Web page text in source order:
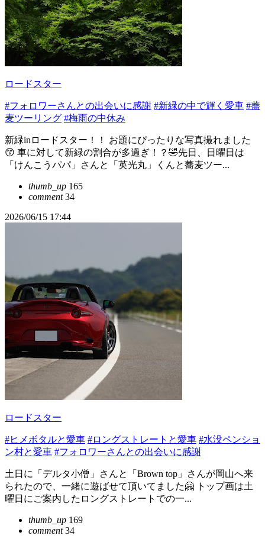
ロードスター
#フォロワーさんとの出会いに感謝 #新緑の中で輝く愛車 #蕎
麦ツーリング #梅雨の中休み
新緑inロードスター！！ お題にぴったりな写真撮れました
😙 車に対して新緑の割合が多過ぎ！？🤣先日、日曜日は
「けんこうパパ」さんと「英光丸」くんと蕎麦ツー...
thumb_up 165
comment34
2026/06/15 17:44
ロードスター
#ヒメボタルと愛車 #ロングストレートと愛車 #水没ペンショ
ン村と愛車 #フォロワーさんとの出会いに感謝
土日に「デルタ小僧」さんと「Brown top」さんが岡山へ来
られたので、一緒に遊ばせて頂いてました🤗 トップ画は土
曜日にご案内したロングストレートでの一...
thumb_up 169
comment34